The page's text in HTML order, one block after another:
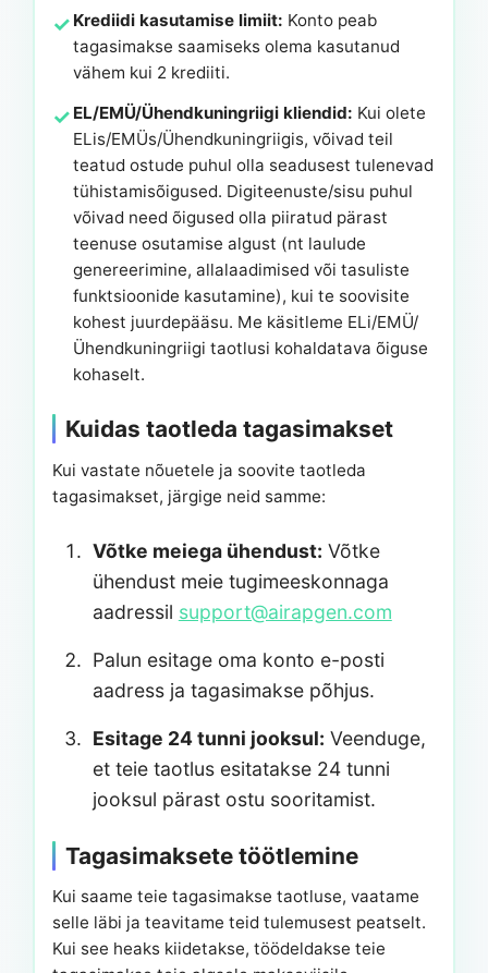
Krediidi kasutamise limiit: Konto peab
tagasimakse saamiseks olema kasutanud
vähem kui 2 krediiti.
EL/EMÜ/Ühendkuningriigi kliendid: Kui olete
ELis/EMÜs/Ühendkuningriigis, võivad teil
teatud ostude puhul olla seadusest tulenevad
tühistamisõigused. Digiteenuste/sisu puhul
võivad need õigused olla piiratud pärast
teenuse osutamise algust (nt laulude
genereerimine, allalaadimised või tasuliste
funktsioonide kasutamine), kui te soovisite
kohest juurdepääsu. Me käsitleme ELi/EMÜ/
Ühendkuningriigi taotlusi kohaldatava õiguse
kohaselt.
Kuidas taotleda tagasimakset
Kui vastate nõuetele ja soovite taotleda
tagasimakset, järgige neid samme:
Võtke meiega ühendust: Võtke
ühendust meie tugimeeskonnaga
aadressil support@airapgen.com
Palun esitage oma konto e-posti
aadress ja tagasimakse põhjus.
Esitage 24 tunni jooksul: Veenduge,
et teie taotlus esitatakse 24 tunni
jooksul pärast ostu sooritamist.
Tagasimaksete töötlemine
Kui saame teie tagasimakse taotluse, vaatame
selle läbi ja teavitame teid tulemusest peatselt.
Kui see heaks kiidetakse, töödeldakse teie